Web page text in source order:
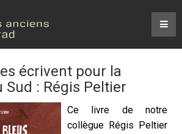
écrivent pour la
Sud : Régis Peltier
Ce livre de notre
collègue Régis Peltier